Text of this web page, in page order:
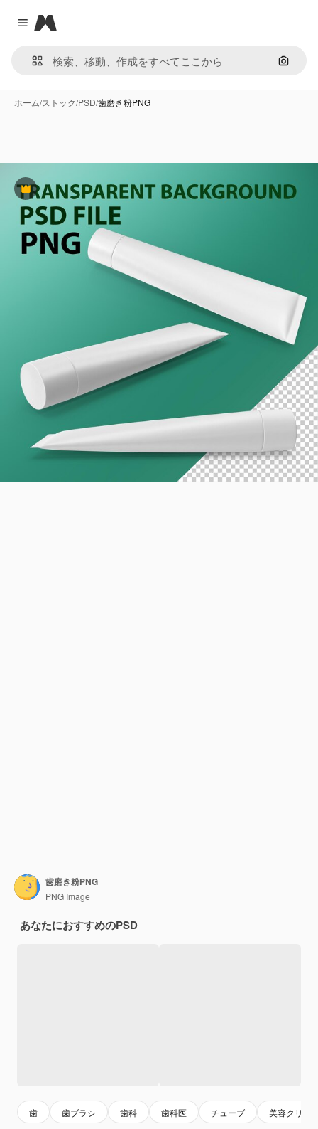
Close menu
Magnific
画像で
ホーム/ストック/PSD/歯磨き粉PNG
Premium
歯磨き粉PNG
PNG Image
あなたにおすすめのPSD
歯 歯ブラシ 歯科 歯科医 チューブ 美容クリー